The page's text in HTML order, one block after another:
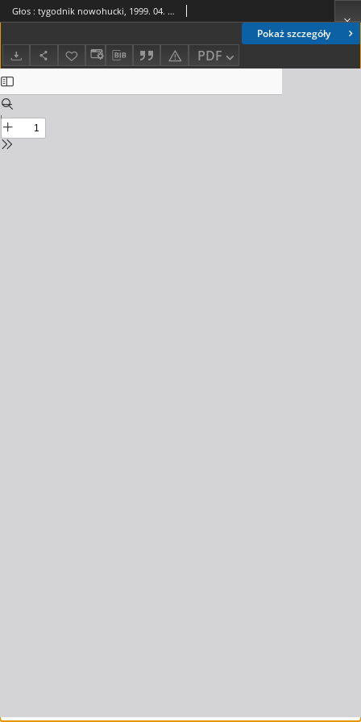
Pokaż szczegóły
PDF
Głos : tygodnik nowohucki, 1999. 04. 23, nr 17